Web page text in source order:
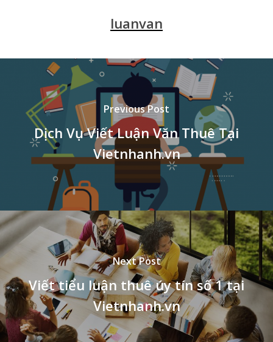
luanvan
Previous Post
Dịch Vụ Viết Luận Văn Thuê Tại
Vietnhanh.vn
Next Post
Viết tiểu luận thuê úy tín số 1 tại
Vietnhanh.vn